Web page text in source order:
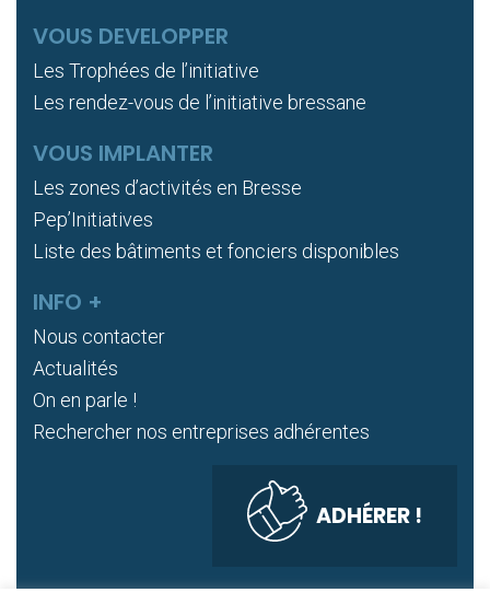
VOUS DEVELOPPER
Les Trophées de l’initiative
Les rendez-vous de l’initiative bressane
VOUS IMPLANTER
Les zones d’activités en Bresse
Pep’Initiatives
Liste des bâtiments et fonciers disponibles
INFO +
Nous contacter
Actualités
On en parle !
Rechercher nos entreprises adhérentes
ADHÉRER !